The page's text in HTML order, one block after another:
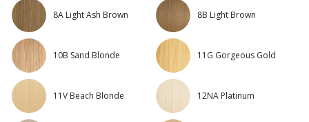
8A Light Ash Brown 8B Light Brown
10B Sand Blonde 11G Gorgeous Gold
11V Beach Blonde 12NA Platinum